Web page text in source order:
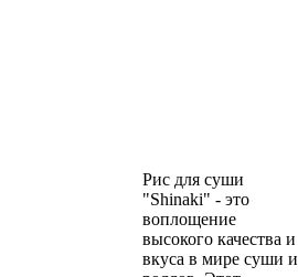
Рис для суши
"Shinaki" - это
воплощение
высокого качества и
вкуса в мире суши и